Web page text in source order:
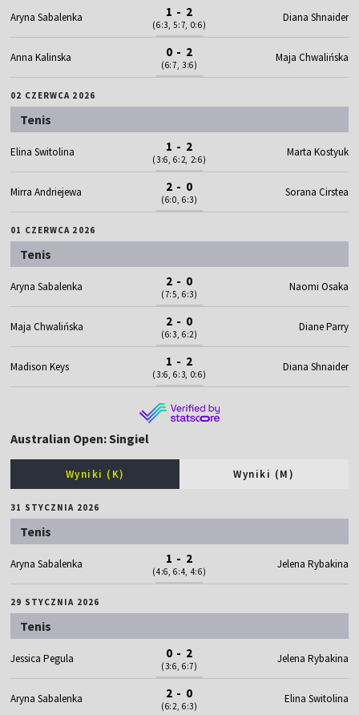
Aryna Sabalenka 1 - 2
(6:3, 5:7, 0:6)
Diana Shnaider
Anna Kalinska 0 - 2
(6:7, 3:6)
Maja Chwalińska
02 CZERWCA 2026
Tenis
Elina Switolina 1 - 2
(3:6, 6:2, 2:6)
Marta Kostyuk
Mirra Andriejewa 2 - 0
(6:0, 6:3)
Sorana Cirstea
01 CZERWCA 2026
Tenis
Aryna Sabalenka 2 - 0
(7:5, 6:3)
Naomi Osaka
Maja Chwalińska 2 - 0
(6:3, 6:2)
Diane Parry
Madison Keys 1 - 2
(3:6, 6:3, 0:6)
Diana Shnaider
Australian Open: Singiel
Wyniki (K) Wyniki (M)
31 STYCZNIA 2026
Tenis
Aryna Sabalenka 1 - 2
(4:6, 6:4, 4:6)
Jelena Rybakina
29 STYCZNIA 2026
Tenis
Jessica Pegula 0 - 2
(3:6, 6:7)
Jelena Rybakina
Aryna Sabalenka 2 - 0
(6:2, 6:3)
Elina Switolina